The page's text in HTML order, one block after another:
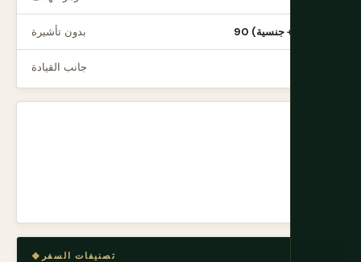
بدون تأشيرة
جانب القيادة
تصنيفات السفر